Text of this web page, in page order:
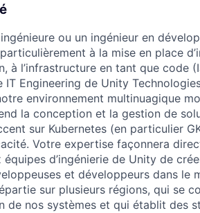
ou un ingénieur en
à la mise en place
à l’infrastructure en tant que code
IT Engineering de Unity
environnement multinuagique
la conception et la gestion de
sur Kubernetes (en particulier
Votre expertise façonnera
d’ingénierie de Unity de
et développeurs dans le
sur plusieurs régions, qui se
de nos systèmes et qui établit des